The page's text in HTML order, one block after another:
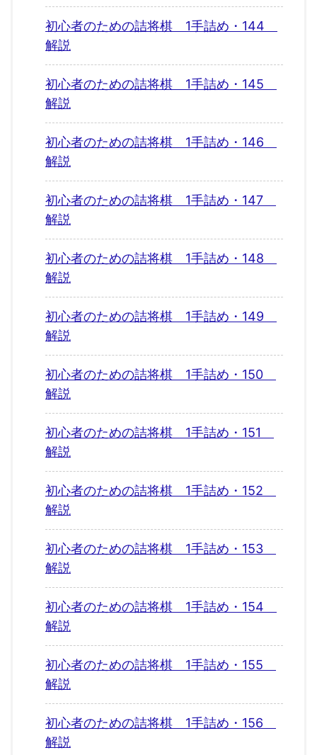
初心者のための詰将棋 1手詰め・144
解説
初心者のための詰将棋 1手詰め・145
解説
初心者のための詰将棋 1手詰め・146
解説
初心者のための詰将棋 1手詰め・147
解説
初心者のための詰将棋 1手詰め・148
解説
初心者のための詰将棋 1手詰め・149
解説
初心者のための詰将棋 1手詰め・150
解説
初心者のための詰将棋 1手詰め・151
解説
初心者のための詰将棋 1手詰め・152
解説
初心者のための詰将棋 1手詰め・153
解説
初心者のための詰将棋 1手詰め・154
解説
初心者のための詰将棋 1手詰め・155
解説
初心者のための詰将棋 1手詰め・156
解説